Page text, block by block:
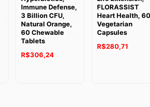
Immune Defense,
3 Billion CFU,
Natural Orange,
60 Chewable
Tablets
R$306,24
FLORASSIST
Heart Health, 60
Vegetarian
Capsules
R$280,71